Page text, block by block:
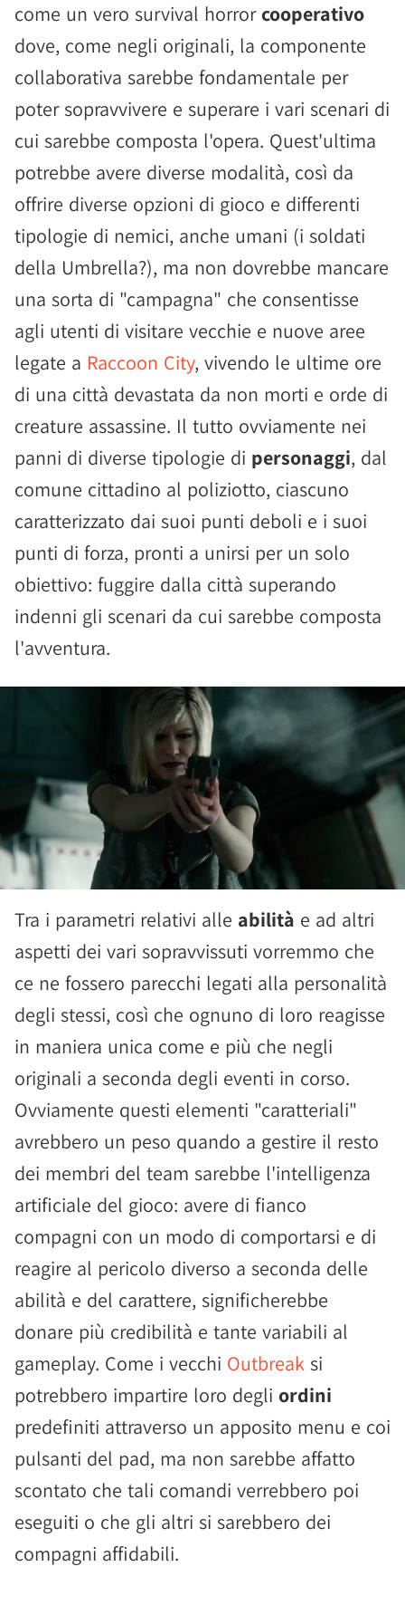
come un vero survival horrorcooperativo
dove, come negli originali, la componente
collaborativa sarebbe fondamentale per
poter sopravvivere e superare i vari scenari di
cui sarebbe composta l'opera. Quest'ultima
potrebbe avere diverse modalità, così da
offrire diverse opzioni di gioco e differenti
tipologie di nemici, anche umani (i soldati
della Umbrella?), ma non dovrebbe mancare
una sorta di "campagna" che consentisse
agli utenti di visitare vecchie e nuove aree
legate a Raccoon City, vivendo le ultime ore
di una città devastata da non morti e orde di
creature assassine. Il tutto ovviamente nei
panni di diverse tipologie di personaggi, dal
comune cittadino al poliziotto, ciascuno
caratterizzato dai suoi punti deboli e i suoi
punti di forza, pronti a unirsi per un solo
obiettivo: fuggire dalla città superando
indenni gli scenari da cui sarebbe composta
l'avventura.
Tra i parametri relativi alle abilità e ad altri
aspetti dei vari sopravvissuti vorremmo che
ce ne fossero parecchi legati alla personalità
degli stessi, così che ognuno di loro reagisse
in maniera unica come e più che negli
originali a seconda degli eventi in corso.
Ovviamente questi elementi "caratteriali"
avrebbero un peso quando a gestire il resto
dei membri del team sarebbe l'intelligenza
artificiale del gioco: avere di fianco
compagni con un modo di comportarsi e di
reagire al pericolo diverso a seconda delle
abilità e del carattere, significherebbe
donare più credibilità e tante variabili al
gameplay. Come i vecchi Outbreak si
potrebbero impartire loro degli ordini
predefiniti attraverso un apposito menu e coi
pulsanti del pad, ma non sarebbe affatto
scontato che tali comandi verrebbero poi
eseguiti o che gli altri si sarebbero dei
compagni affidabili.